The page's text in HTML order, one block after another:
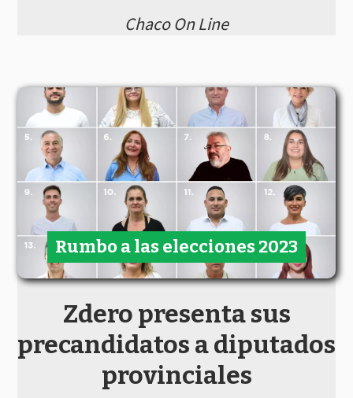
Chaco On Line
Zdero presenta sus
precandidatos a diputados
provinciales
Rumbo a las elecciones 2023